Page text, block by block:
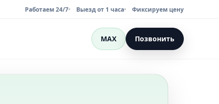
Работаем 24/7 Выезд от 1 часа Фиксируем цену
MAX Позвонить